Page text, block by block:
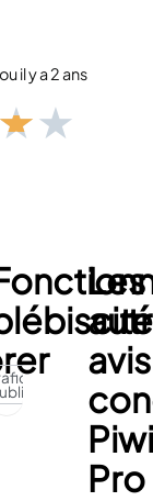
il y a 2 ans
★★
et
Les
avis
Pro